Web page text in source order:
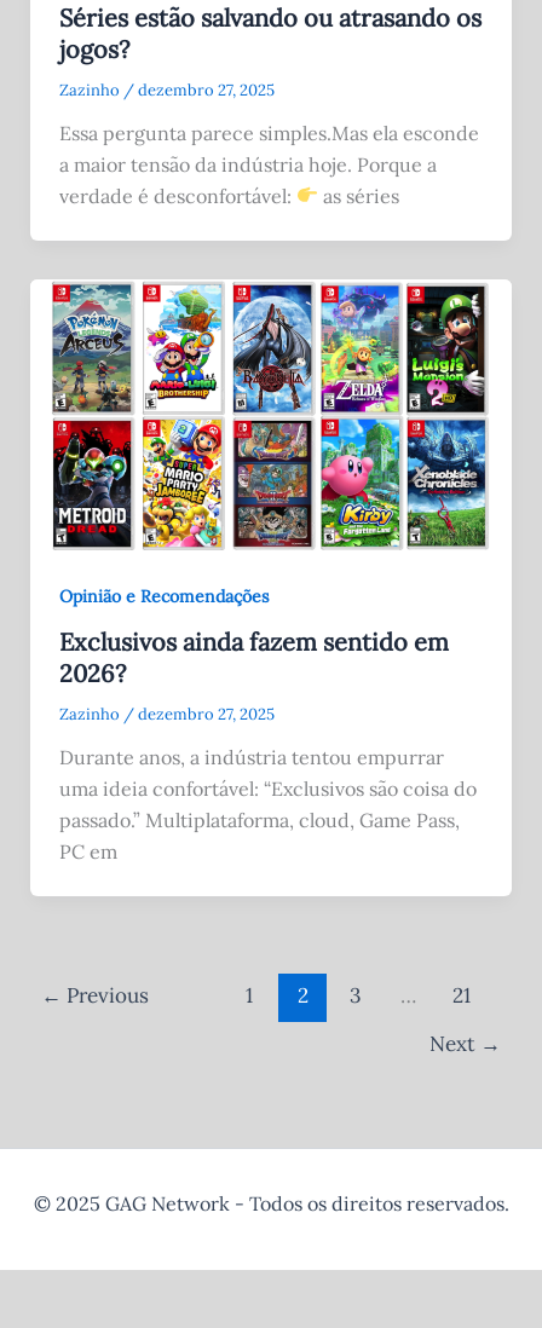
Séries estão salvando ou atrasando os
jogos?
Zazinho /dezembro 27, 2025
Essa pergunta parece simples.Mas ela esconde
a maior tensão da indústria hoje. Porque a
verdade é desconfortável:
as séries
Opinião e Recomendações
Exclusivos ainda fazem sentido em
2026?
Zazinho /dezembro 27, 2025
Durante anos, a indústria tentou empurrar
uma ideia confortável: “Exclusivos são coisa do
passado.” Multiplataforma, cloud, Game Pass,
PC em
← Previous 1 2 3 …
21
Next →
© 2025 GAG Network - Todos os direitos reservados.